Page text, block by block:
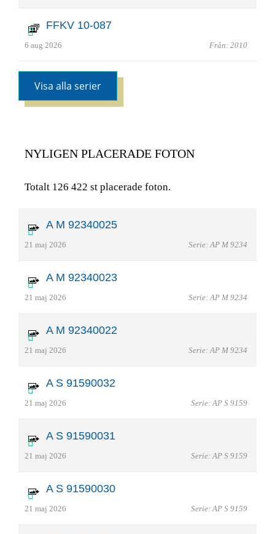
FFKV 10-087
6 aug 2026 Från: 2010
Visa alla serier
NYLIGEN PLACERADE FOTON
Totalt 126 422 st placerade foton.
A M 92340025
21 maj 2026 Serie: AP M 9234
A M 92340023
21 maj 2026 Serie: AP M 9234
A M 92340022
21 maj 2026 Serie: AP M 9234
A S 91590032
21 maj 2026 Serie: AP S 9159
A S 91590031
21 maj 2026 Serie: AP S 9159
A S 91590030
21 maj 2026 Serie: AP S 9159